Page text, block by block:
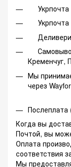
Укрпочта
Укрпочта
Кременчуг,
Мы
через
Когда вы
Почтой, вы
Оплата
соответствия
Мы